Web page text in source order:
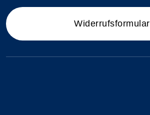
Widerrufsformular